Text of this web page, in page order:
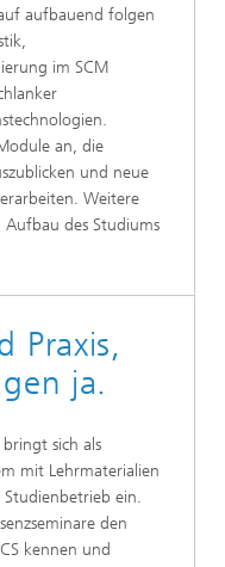
aufbauend folgen
im SCM
an, die
und neue
Weitere
des Studiums
Praxis,
ja.
sich als
mit Lehrmaterialien
ein.
den
kennen und